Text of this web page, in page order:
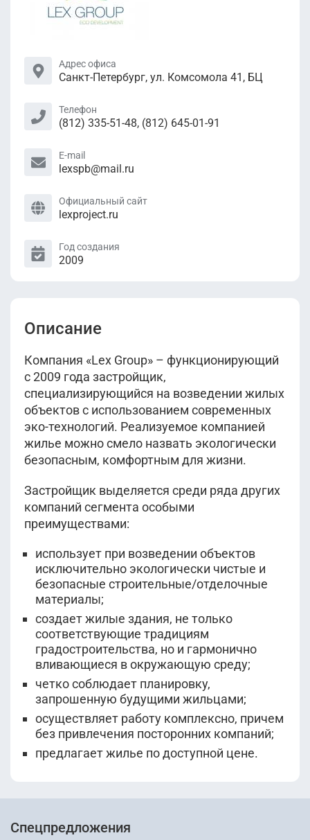
Адрес офиса
Санкт-Петербург, ул. Комсомола 41, БЦ
Телефон
(812) 335-51-48, (812) 645-01-91
E-mail
lexspb@mail.ru
Официальный сайт
lexproject.ru
Год создания
2009
Описание
Компания «Lex Group» – функционирующий
с 2009 года застройщик,
специализирующийся на возведении жилых
объектов с использованием современных
эко-технологий. Реализуемое компанией
жилье можно смело назвать экологически
безопасным, комфортным для жизни.
Застройщик выделяется среди ряда других
компаний сегмента особыми
преимуществами:
использует при возведении объектов
исключительно экологически чистые и
безопасные строительные/отделочные
материалы;
создает жилые здания, не только
соответствующие традициям
градостроительства, но и гармонично
вливающиеся в окружающую среду;
четко соблюдает планировку,
запрошенную будущими жильцами;
осуществляет работу комплексно, причем
без привлечения посторонних компаний;
предлагает жилье по доступной цене.
Спецпредложения